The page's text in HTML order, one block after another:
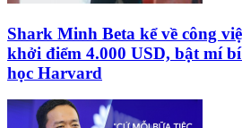
Shark Minh Beta kể về công
khởi điểm 4.000 USD, bật mí
học Harvard